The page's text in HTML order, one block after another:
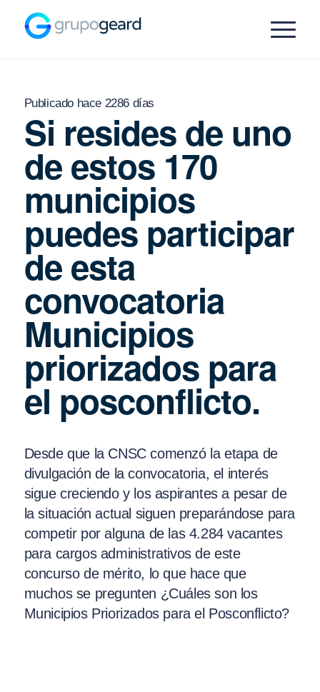
Publicado hace 2286 días
Si resides de uno
de estos 170
municipios
puedes participar
de esta
convocatoria
Municipios
priorizados para
el posconflicto.
Desde que la CNSC comenzó la etapa de
divulgación de la convocatoria, el interés
sigue creciendo y los aspirantes a pesar de
la situación actual siguen preparándose para
competir por alguna de las 4.284 vacantes
para cargos administrativos de este
concurso de mérito, lo que hace que
muchos se pregunten ¿Cuáles son los
Municipios Priorizados para el Posconflicto?